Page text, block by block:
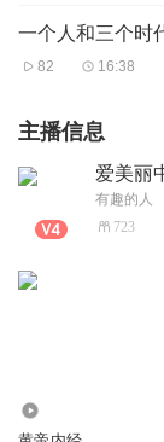
一个人和三个时
82 16:38
主播信息
爱美丽
有趣的人
723